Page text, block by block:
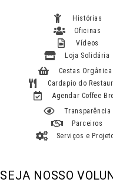
Histórias
Oficinas
Vídeos
Loja Solidária
Cestas
Cardapio do
Agendar Coffee
Transparência
Parceiros
Serviços e
SEJA NOSSO